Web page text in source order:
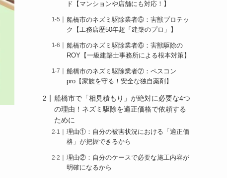
ド【マンションや店舗にも対応！】
船橋市のネズミ駆除業者⑤：害獣プロテッ
ク【工務店歴50年超「建築のプロ」】
船橋市のネズミ駆除業者⑥：害獣駆除の
ROY【一級建築士事務所による根本対策】
船橋市のネズミ駆除業者⑦：ペスコン
pro【家族を守る！安全な独自薬剤】
船橋市で「相見積もり」が絶対に必要な4つ
の理由！ネズミ駆除を適正価格で依頼する
ために
理由①：自分の被害状況における「適正価
格」が把握できるから
理由②：自分のケースで必要な施工内容が
明確になるから